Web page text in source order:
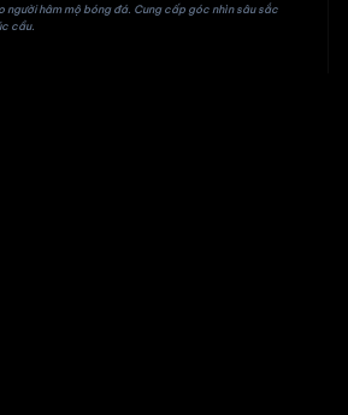
người hâm mộ bóng đá. Cung cấp góc nhìn sâu sắc
cầu.